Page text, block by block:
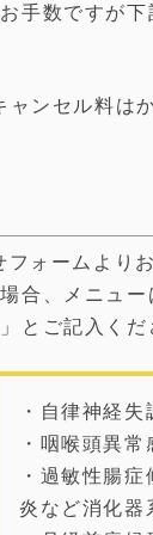
手数ですが下
ンセル料は
ォームより
合、メニュ
とご記入くだ
・自律神経
・咽喉頭異
・過敏性腸
炎など消化器